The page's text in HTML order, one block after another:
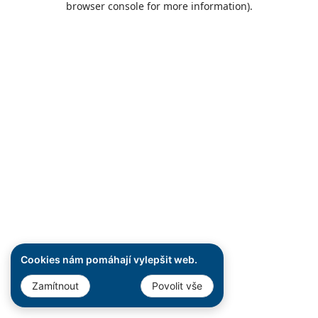
Cookies nám pomáhají vylepšit web.
Zamítnout Povolit vše
browser console for more information).